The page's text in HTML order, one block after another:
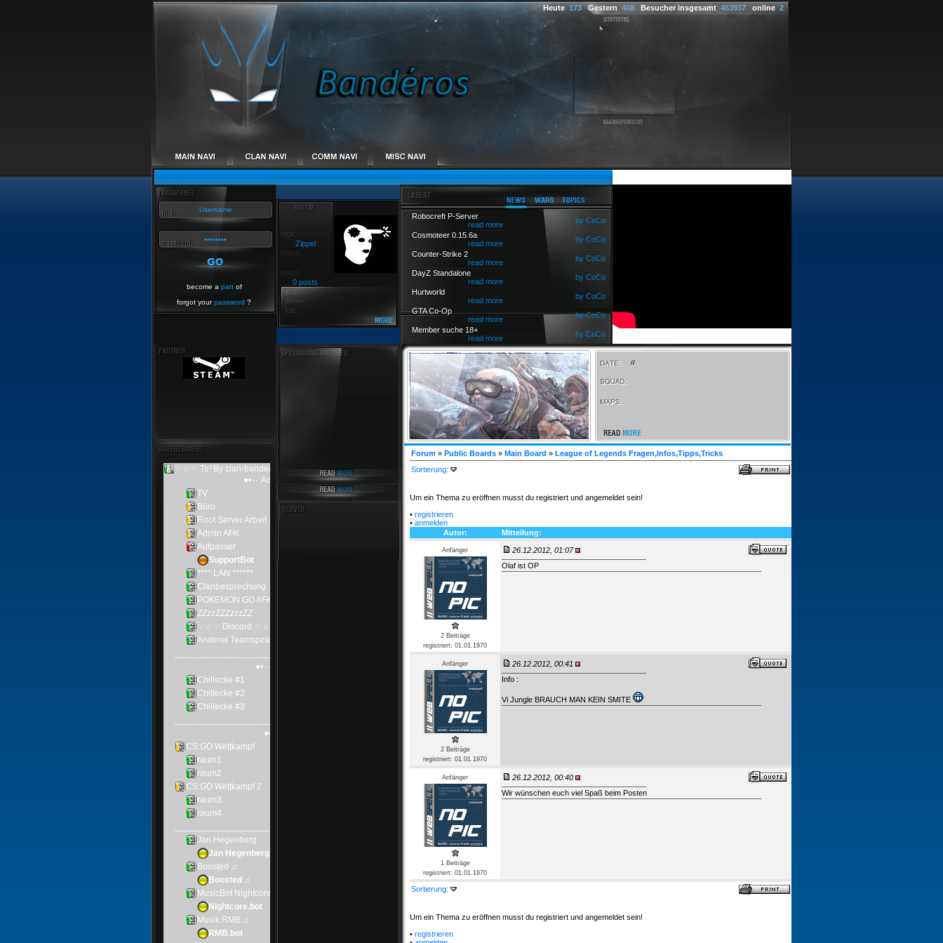
Heute 173Gestern 408 Besucher insgesamt 463937 online 2
become a partof
forgot yourpassword ?
Zippel
0 posts
Robocreft P-Server
read more
by CoCo
Cosmoteer 0.15.6a
read more
by CoCo
Counter-Strike 2
read more
by CoCo
DayZ Standalone
read more
by CoCo
Hurtworld
read more
by CoCo
GTA Co-Op
read more
by CoCo
Member suche 18+
read more
by CoCo
//
Forum » Public Boards » Main Board » League of Legends Fragen,Infos,Tipps,Tricks
Sortierung:
Um ein Thema zu eröffnen musst du registriert und angemeldet sein!
• registrieren
• anmelden
Autor:
Mitteilung:
Anfänger
2 Beiträge
registriert: 01.01.1970
26.12.2012, 01:07
Olaf ist OP
Anfänger
2 Beiträge
registriert: 01.01.1970
26.12.2012, 00:41
Info :
Vi Jungle BRAUCH MAN KEIN SMITE
Anfänger
1 Beiträge
registriert: 01.01.1970
26.12.2012, 00:40
Wir wünschen euch viel Spaß beim Posten
Sortierung:
Um ein Thema zu eröffnen musst du registriert und angemeldet sein!
• registrieren